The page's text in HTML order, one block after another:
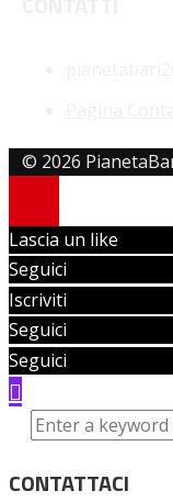
© 2026
Lascia un like
Seguici
Iscriviti
Seguici
Seguici
CONTATTACI